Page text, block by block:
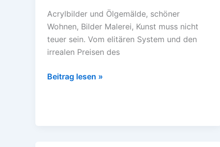
Acrylbilder und Ölgemälde, schöner
Wohnen, Bilder Malerei, Kunst muss nicht
teuer sein. Vom elitären System und den
irrealen Preisen des
Berlin
Beitrag lesen »